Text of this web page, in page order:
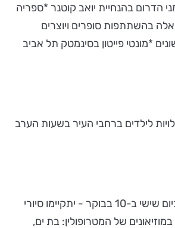
הדרום בהנחיית יואב קוטנר *ספריה
בהשתתפות סופרים ויוצרים
*מונטי פייטון בסינמטק תל אביב
לילדים ברחבי העיר בשעות הערב
למחרת לילה לבן, ביום שישי ב-10 בבוקר - יתקיימו סיורי
של המטרופולין: בת ים,